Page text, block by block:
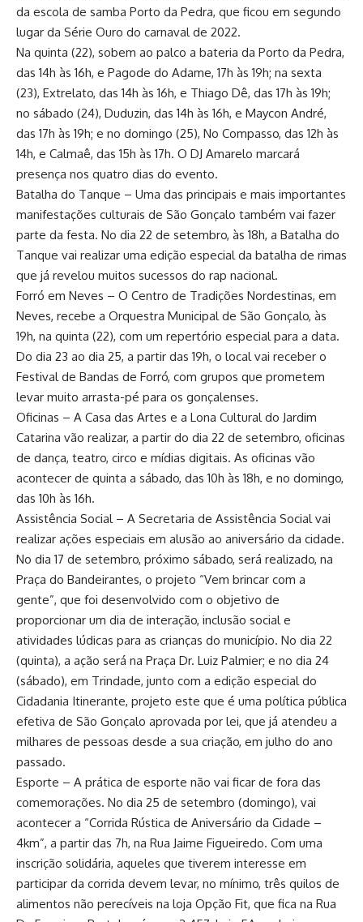
da escola de samba Porto da Pedra, que ficou em segundo
lugar da Série Ouro do carnaval de 2022.
Na quinta (22), sobem ao palco a bateria da Porto da Pedra,
das 14h às 16h, e Pagode do Adame, 17h às 19h; na sexta
(23), Extrelato, das 14h às 16h, e Thiago Dê, das 17h às 19h;
no sábado (24), Duduzin, das 14h às 16h, e Maycon André,
das 17h às 19h; e no domingo (25), No Compasso, das 12h às
14h, e Calmaê, das 15h às 17h. O DJ Amarelo marcará
presença nos quatro dias do evento.
Batalha do Tanque – Uma das principais e mais importantes
manifestações culturais de São Gonçalo também vai fazer
parte da festa. No dia 22 de setembro, às 18h, a Batalha do
Tanque vai realizar uma edição especial da batalha de rimas
que já revelou muitos sucessos do rap nacional.
Forró em Neves – O Centro de Tradições Nordestinas, em
Neves, recebe a Orquestra Municipal de São Gonçalo, às
19h, na quinta (22), com um repertório especial para a data.
Do dia 23 ao dia 25, a partir das 19h, o local vai receber o
Festival de Bandas de Forró, com grupos que prometem
levar muito arrasta-pé para os gonçalenses.
Oficinas – A Casa das Artes e a Lona Cultural do Jardim
Catarina vão realizar, a partir do dia 22 de setembro, oficinas
de dança, teatro, circo e mídias digitais. As oficinas vão
acontecer de quinta a sábado, das 10h às 18h, e no domingo,
das 10h às 16h.
Assistência Social – A Secretaria de Assistência Social vai
realizar ações especiais em alusão ao aniversário da cidade.
No dia 17 de setembro, próximo sábado, será realizado, na
Praça do Bandeirantes, o projeto “Vem brincar com a
gente”, que foi desenvolvido com o objetivo de
proporcionar um dia de interação, inclusão social e
atividades lúdicas para as crianças do município. No dia 22
(quinta), a ação será na Praça Dr. Luiz Palmier; e no dia 24
(sábado), em Trindade, junto com a edição especial do
Cidadania Itinerante, projeto este que é uma política pública
efetiva de São Gonçalo aprovada por lei, que já atendeu a
milhares de pessoas desde a sua criação, em julho do ano
passado.
Esporte – A prática de esporte não vai ficar de fora das
comemorações. No dia 25 de setembro (domingo), vai
acontecer a “Corrida Rústica de Aniversário da Cidade –
4km”, a partir das 7h, na Rua Jaime Figueiredo. Com uma
inscrição solidária, aqueles que tiverem interesse em
participar da corrida devem levar, no mínimo, três quilos de
alimentos não perecíveis na loja Opção Fit, que fica na Rua